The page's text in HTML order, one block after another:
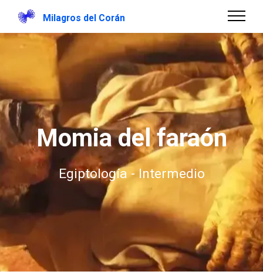
Milagros del Corán
Momia del faraón
Egiptología - Intermedio